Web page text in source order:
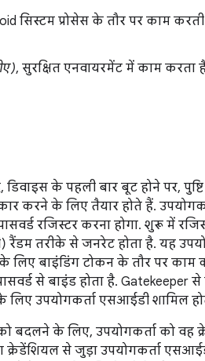
सिस्टम प्रोसेस के तौर पर काम
, सुरक्षित एनवायरमेंट में काम करता
के पहली बार बूट होने पर,
करने के लिए तैयार होते हैं.
रजिस्टर करना होगा. शुरू में
तरीके से जनरेट होता है. यह
के लिए बाइंडिंग टोकन के तौर पर काम
से बाइंड होता है. Gatekeeper
लिए उपयोगकर्ता एसआईडी शामिल
बदलने के लिए, उपयोगकर्ता को वह
क्रेडेंशियल से जुड़ा उपयोगकर्ता